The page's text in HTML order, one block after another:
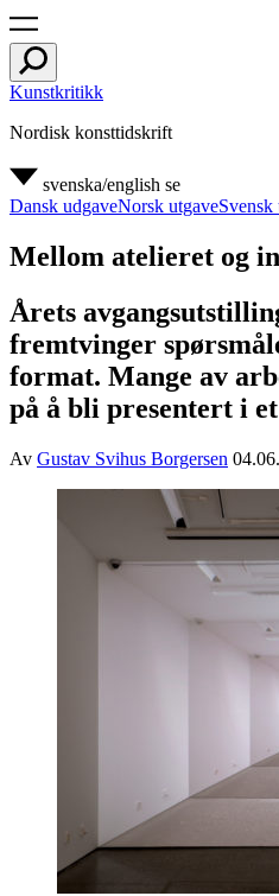
Kunstkritikk
Nordisk konsttidskrift
svenska/english se
Dansk udgaveNorsk utgaveSvensk
Mellom atelieret og
Årets
fremtvinger
format. Mange av
på å bli presentert i
Av Gustav Svihus Borgersen